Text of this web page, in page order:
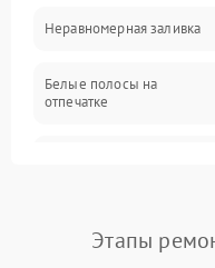
Режим работы
Питание и запуск
Неравномерная заливка
Белые полосы на
отпечатке
Этапы